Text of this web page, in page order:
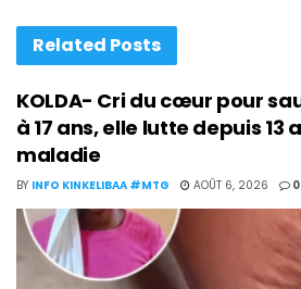
Related Posts
KOLDA- Cri du cœur pour
à 17 ans, elle lutte depuis 13
maladie
BY INFO KINKELIBAA #MTG AOÛT 6, 2026 0